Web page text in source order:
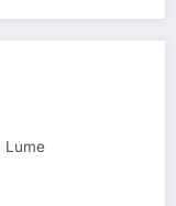
Lume